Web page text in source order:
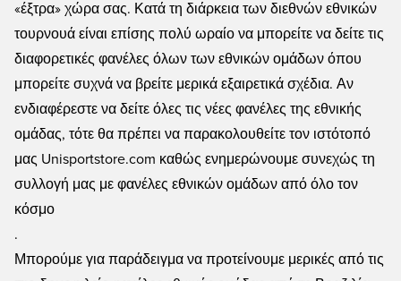
«έξτρα» χώρα σας. Κατά τη διάρκεια των διεθνών εθνικών
τουρνουά είναι επίσης πολύ ωραίο να μπορείτε να δείτε τις
διαφορετικές φανέλες όλων των εθνικών ομάδων όπου
μπορείτε συχνά να βρείτε μερικά εξαιρετικά σχέδια. Αν
ενδιαφέρεστε να δείτε όλες τις νέες φανέλες της εθνικής
ομάδας, τότε θα πρέπει να παρακολουθείτε τον ιστότοπό
μας Unisportstore.com καθώς ενημερώνουμε συνεχώς τη
συλλογή μας με φανέλες εθνικών ομάδων από όλο τον
κόσμο
.
Μπορούμε για παράδειγμα να προτείνουμε μερικές από τις